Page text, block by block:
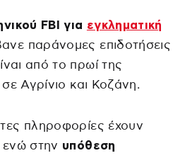
FBI για εγκληματική
παράνομες επιδοτήσεις
από το πρωί της
Αγρίνιο και Κοζάνη.
πληροφορίες έχουν
ενώ στην υπόθεση